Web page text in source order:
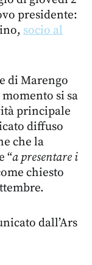
presidente:
socio al
di Marengo
si sa
principale
diffuso
che la
“a presentare i
chiesto
dall’Ars